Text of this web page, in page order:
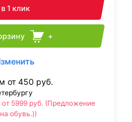
1 клик
+
от 450 руб.
от 5999 руб. (Предложение
обувь.))